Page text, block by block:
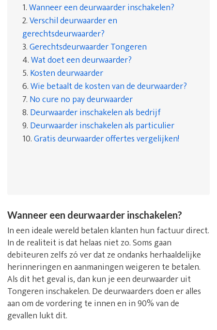
1.Wanneer een deurwaarder inschakelen?
2.Verschil deurwaarder en
gerechtsdeurwaarder?
3.Gerechtsdeurwaarder Tongeren
4.Wat doet een deurwaarder?
5. Kosten deurwaarder
6.Wie betaalt de kosten van de deurwaarder?
7. No cure no pay deurwaarder
8. Deurwaarder inschakelen als bedrijf
9. Deurwaarder inschakelen als particulier
10.Gratis deurwaarder offertes vergelijken!
Wanneer een deurwaarder inschakelen?
In een ideale wereld betalen klanten hun factuur direct.
In de realiteit is dat helaas niet zo. Soms gaan
debiteuren zelfs zó ver dat ze ondanks herhaaldelijke
herinneringen en aanmaningen weigeren te betalen.
Als dit het geval is, dan kun je een deurwaarder uit
Tongeren inschakelen. De deurwaarders doen er alles
aan om de vordering te innen en in 90% van de
gevallen lukt dit.